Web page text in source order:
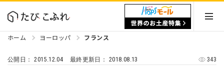
ホーム ヨーロッパ フランス
公開日：2015.12.04 最終更新日： 2018.08.13 343